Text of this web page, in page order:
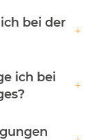
bei der
ich bei